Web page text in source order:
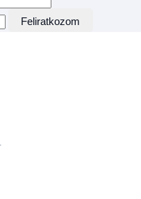
Feliratkozom